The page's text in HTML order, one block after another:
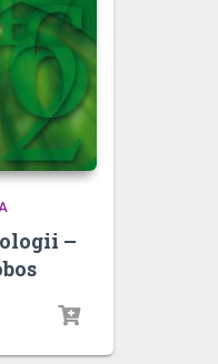
–